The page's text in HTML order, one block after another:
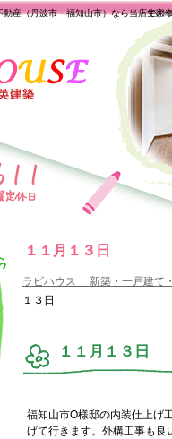
１１月１３日
一生の
産（丹波市・福知山市）なら当店で家
ラビハウス 新築・一戸建て
１３日
１１月１３日
福知山市O様邸の内装仕上げ
げて行きます。外構工事も良